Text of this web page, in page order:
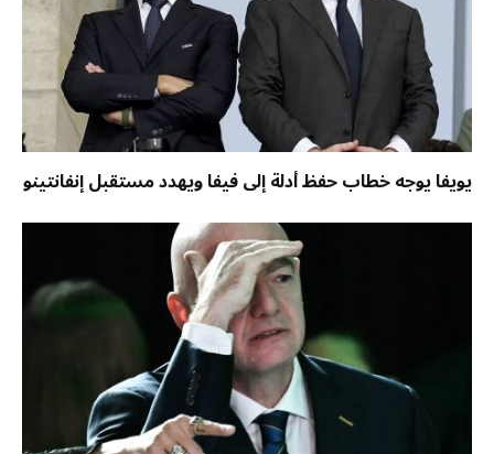
يويفا يوجه خطاب حفظ أدلة إلى فيفا ويهدد مستقبل إنفانتينو